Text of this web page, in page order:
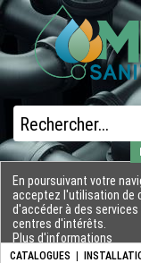
CATALOGUES
En poursuivant votre
acceptez l'utilisation de
d'accéder à des
centres d'intérêts.
Plus d'informations